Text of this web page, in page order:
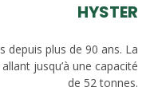
HYSTER
depuis plus de 90 ans. La
jusqu’à une capacité
de 52 tonnes.